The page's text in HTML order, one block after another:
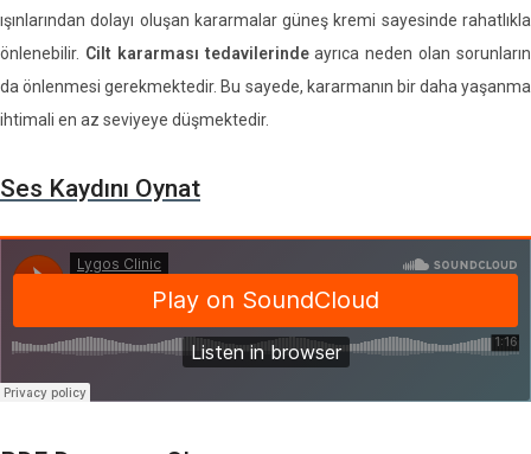
ışınlarından dolayı oluşan kararmalar güneş kremi sayesinde rahatlıkla
önlenebilir. Cilt kararması tedavilerindeayrıca neden olan sorunların
da önlenmesi gerekmektedir. Bu sayede, kararmanın bir daha yaşanma
ihtimali en az seviyeye düşmektedir.
Ses Kaydını Oynat